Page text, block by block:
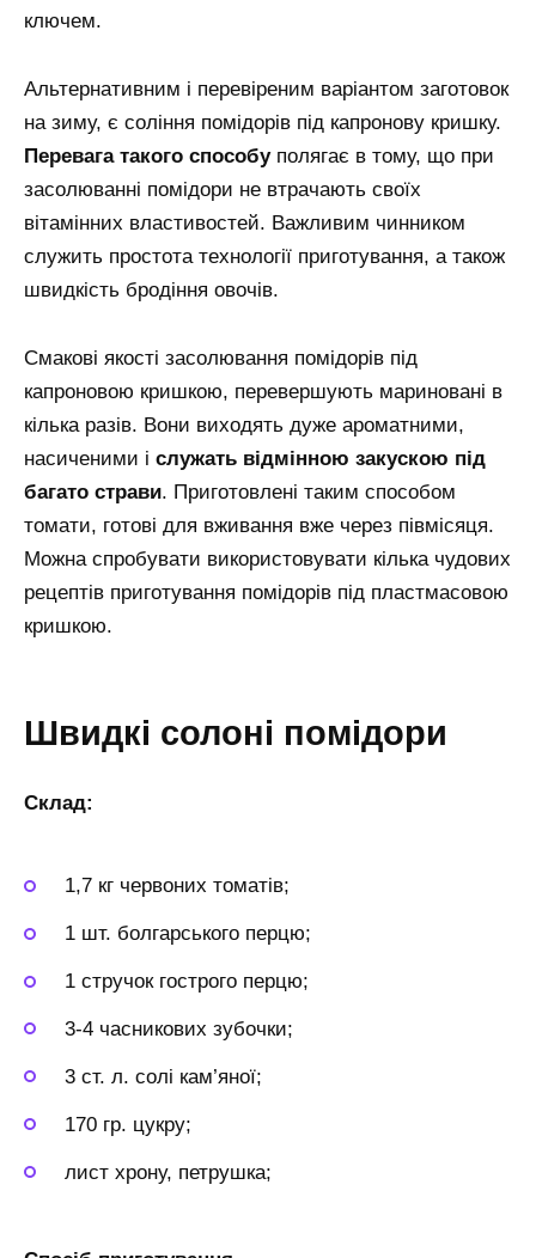
ключем.
Альтернативним і перевіреним варіантом заготовок
на зиму, є соління помідорів під капронову кришку.
Перевага такого способуполягає в тому, що при
засолюванні помідори не втрачають своїх
вітамінних властивостей. Важливим чинником
служить простота технології приготування, а також
швидкість бродіння овочів.
Смакові якості засолювання помідорів під
капроновою кришкою, перевершують мариновані в
кілька разів. Вони виходять дуже ароматними,
насиченими і служать відмінною закускою під
багато страви. Приготовлені таким способом
томати, готові для вживання вже через півмісяця.
Можна спробувати використовувати кілька чудових
рецептів приготування помідорів під пластмасовою
кришкою.
Швидкі солоні помідори
Склад:
1,7 кг червоних томатів;
1 шт. болгарського перцю;
1 стручок гострого перцю;
3-4 часникових зубочки;
3 ст. л. солі кам’яної;
170 гр. цукру;
лист хрону, петрушка;